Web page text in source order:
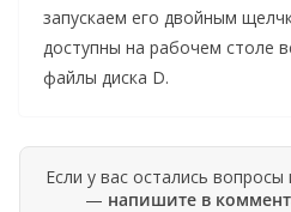
запускаем его двойным
доступны на рабочем столе
файлы диска D.
Если у вас остались
— напишите в